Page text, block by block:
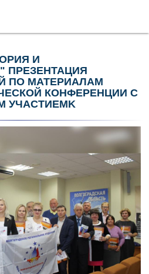
И
ПРЕЗЕНТАЦИЯ
ПО МАТЕРИАЛАМ
КОНФЕРЕНЦИИ С
УЧАСТИЕМK